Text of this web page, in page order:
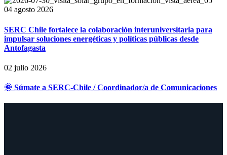
04 agosto 2026
SERC Chile fortalece la colaboración interuniversitaria para
impulsar soluciones energéticas y políticas públicas desde
Antofagasta
02 julio 2026
🌞 Súmate a SERC-Chile / Coordinador/a de Comunicaciones